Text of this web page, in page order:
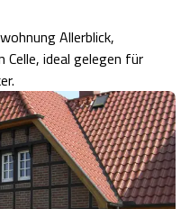
Bauernhof
Hund
Heide
Berge
Celle
Celle
Celle
Allerblick,
ideal gelegen für